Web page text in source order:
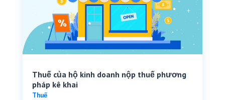
Thuế của hộ kinh doanh nộp thuế phương
pháp kê khai
Thuế